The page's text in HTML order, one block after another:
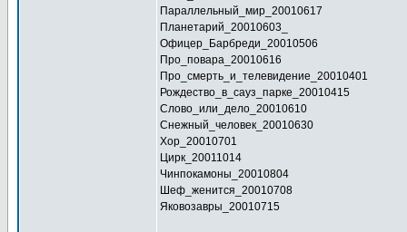
Параллельный_мир_20010617
Планетарий_20010603_
Офицер_Барбреди_20010506
Про_повара_20010616
Про_смерть_и_телевидение_20010401
Рождество_в_сауз_парке_20010415
Слово_или_дело_20010610
Снежный_человек_20010630
Хор_20010701
Цирк_20011014
Чинпокамоны_20010804
Шеф_женится_20010708
Яковозавры_20010715